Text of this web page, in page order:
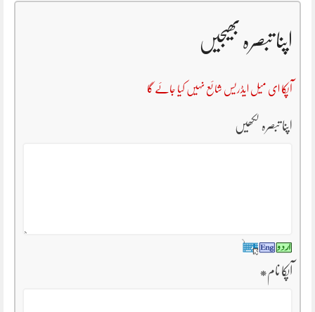
اپنا تبصرہ بھیجیں
آپکا ای میل ایڈریس شائع نہیں کیا جائے گا
اپنا تبصرہ لکھیں
آپکا نام*